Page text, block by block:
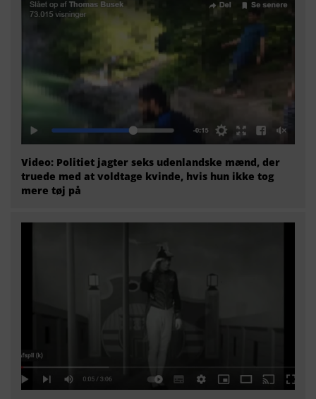
Video: Politiet jagter seks udenlandske mænd, der
truede med at voldtage kvinde, hvis hun ikke tog
mere tøj på